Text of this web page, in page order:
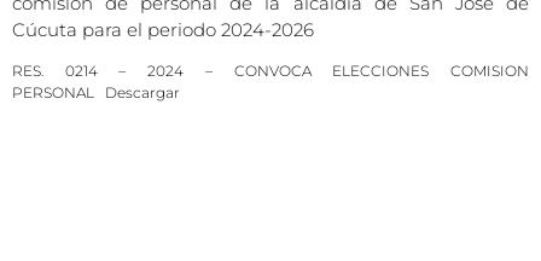
Cúcuta para el periodo 2024-2026
RES. 0214 – 2024 – CONVOCA ELECCIONES COMISION
PERSONAL
Descargar